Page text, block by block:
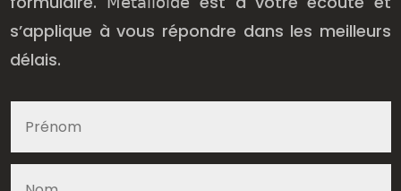
s’applique à vous répondre dans les meilleurs
délais.